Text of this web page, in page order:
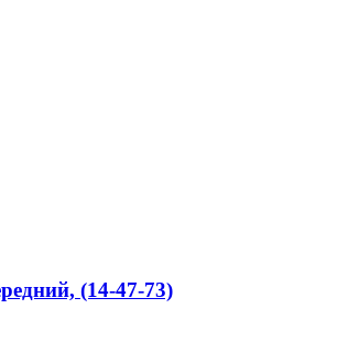
(14-47-73)